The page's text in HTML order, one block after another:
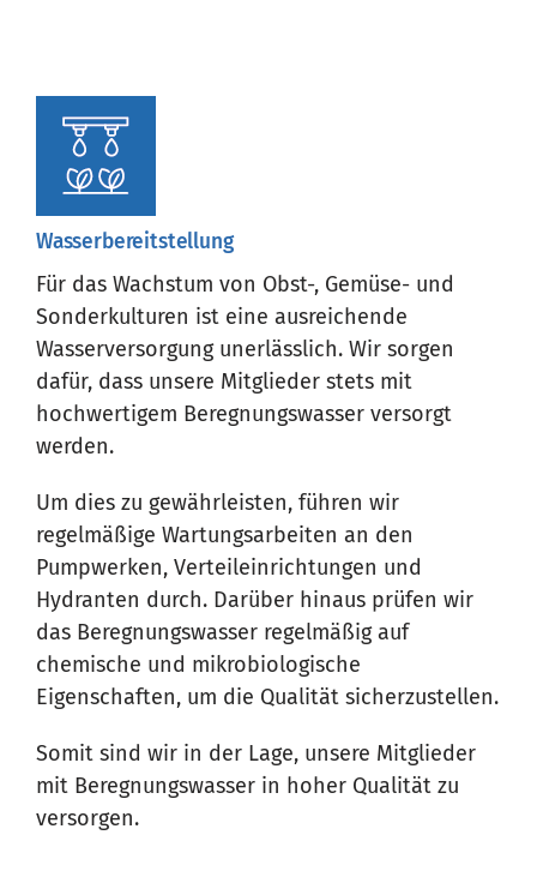
Wasserbereitstellung
Für das Wachstum von Obst-, Gemüse- und
Sonderkulturen ist eine ausreichende
Wasserversorgung unerlässlich. Wir sorgen
dafür, dass unsere Mitglieder stets mit
hochwertigem Beregnungswasser versorgt
werden.
Um dies zu gewährleisten, führen wir
regelmäßige Wartungsarbeiten an den
Pumpwerken, Verteileinrichtungen und
Hydranten durch. Darüber hinaus prüfen wir
das Beregnungswasser regelmäßig auf
chemische und mikrobiologische
Eigenschaften, um die Qualität sicherzustellen.
Somit sind wir in der Lage, unsere Mitglieder
mit Beregnungswasser in hoher Qualität zu
versorgen.